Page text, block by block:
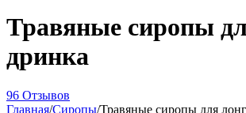
Травяные сиропы
дринка
96 Отзывов
Главная/Сиропы/Травяные сиропы для